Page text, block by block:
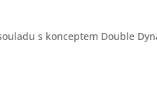
s konceptem Double